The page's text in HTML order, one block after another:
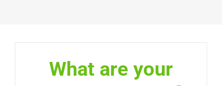
What are your